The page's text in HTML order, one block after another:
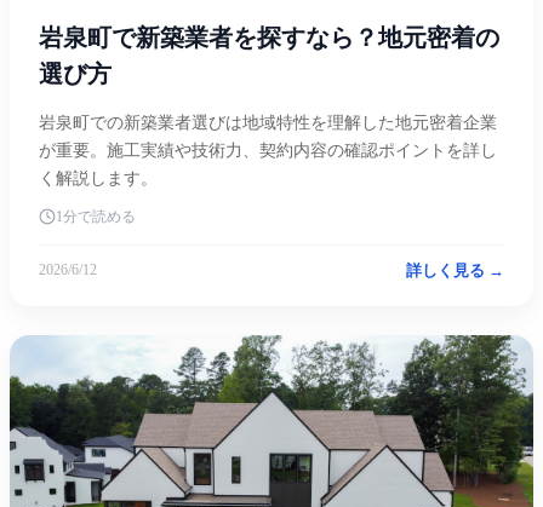
岩泉町で新築業者を探すなら？地元密着の
選び方
岩泉町での新築業者選びは地域特性を理解した地元密着企業
が重要。施工実績や技術力、契約内容の確認ポイントを詳し
く解説します。
1分で読める
2026/6/12 詳しく見る →